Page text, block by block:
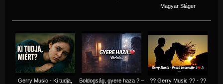
Magyar Sláger
Gerry Music - Ki tudja,
Boldogság, gyere haza ? –
?? Gerry Music ?? - ??